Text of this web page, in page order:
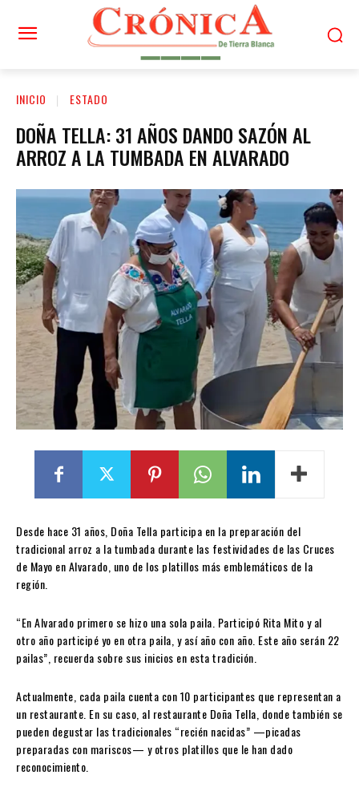
INICIO ESTADO
DOÑA TELLA: 31 AÑOS DANDO SAZÓN AL
ARROZ A LA TUMBADA EN ALVARADO
Desde hace 31 años, Doña Tella participa en la preparación del
tradicional arroz a la tumbada durante las festividades de las Cruces
de Mayo en Alvarado, uno de los platillos más emblemáticos de la
región.
“En Alvarado primero se hizo una sola paila. Participó Rita Mito y al
otro año participé yo en otra paila, y así año con año. Este año serán 22
pailas”, recuerda sobre sus inicios en esta tradición.
Actualmente, cada paila cuenta con 10 participantes que representan a
un restaurante. En su caso, al restaurante Doña Tella, donde también se
pueden degustar las tradicionales “recién nacidas” —picadas
preparadas con mariscos— y otros platillos que le han dado
reconocimiento.